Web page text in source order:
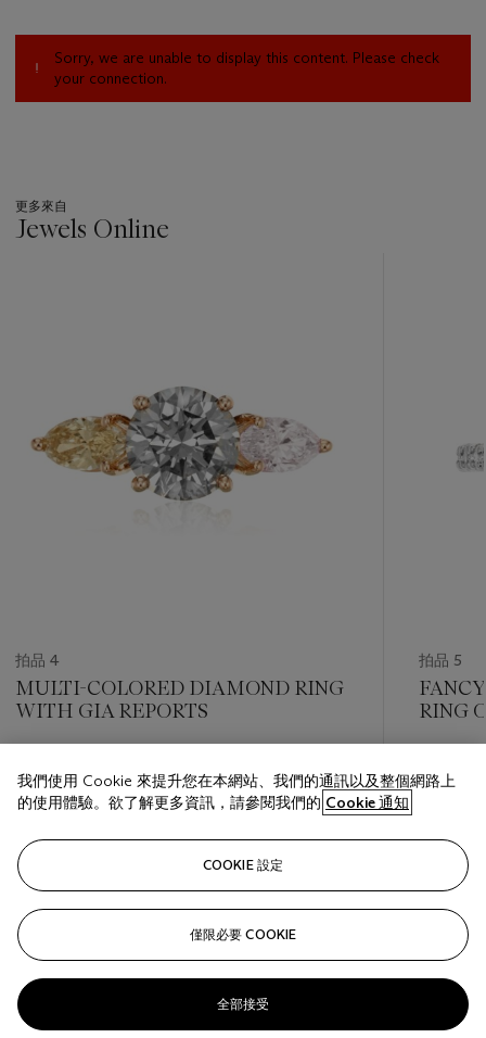
Sorry, we are unable to display this content. Please check
your connection.
更多來自
Jewels Online
拍品 4
MULTI-COLORED DIAMOND RING
WITH GIA REPORTS
USD 7,000 - USD 10,000
拍品 5
RING
USD
我們使用 Cookie 來提升您在本網站、我們的通訊以及整個網路上
的使用體驗。欲了解更多資訊，請參閱我們的 Cookie 通知
COOKIE 設定
僅限必要 COOKIE
全部接受